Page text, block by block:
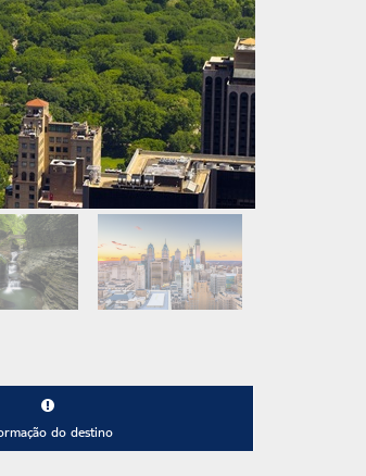
do destino